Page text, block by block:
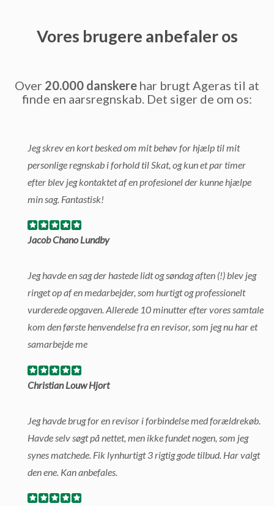
Vores brugere anbefaler os
Over 20.000 danskere har brugt Ageras til at
finde en aarsregnskab. Det siger de om os:
Jeg skrev en kort besked om mit behøv for hjælp til mit
personlige regnskab i forhold til Skat, og kun et par timer
efter blev jeg kontaktet af en profesionel der kunne hjælpe
min sag. Fantastisk!
Jacob Chano Lundby
Jeg havde en sag der hastede lidt og søndag aften (!) blev jeg
ringet op af en medarbejder, som hurtigt og professionelt
vurderede opgaven. Allerede 10 minutter efter vores samtale
kom den første henvendelse fra en revisor, som jeg nu har et
samarbejde me
Christian Louw Hjort
Jeg havde brug for en revisor i forbindelse med forældrekøb.
Havde selv søgt på nettet, men ikke fundet nogen, som jeg
synes matchede. Fik lynhurtigt 3 rigtig gode tilbud. Har valgt
den ene. Kan anbefales.